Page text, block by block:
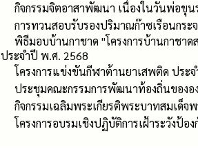
กิจกรรมจิตอาสาพัฒนา เนื่องในวันพ่อขุ
การทวนสอบรับรองปริมาณก๊าซเรือนกระ
พิธีมอบบ้านกาชาด "โครงการบ้านกาชา
ประจำปี พ.ศ. 2568
โครงการแข่งขันกีฬาต้านยาเสพติด ประ
ประชุมคณะกรรมการพัฒนาท้องถิ่นของอ
กิจกรรมเฉลิมพระเกียรติพระบาทสมเด็
โครงการอบรมเชิงปฏิบัติการเฝ้าระวังป้